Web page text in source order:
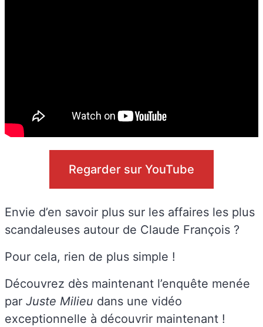
Regarder sur YouTube
Envie d’en savoir plus sur les affaires les plus
scandaleuses autour de Claude François ?
Pour cela, rien de plus simple !
Découvrez dès maintenant l’enquête menée
par Juste Milieu dans une vidéo
exceptionnelle à découvrir maintenant !